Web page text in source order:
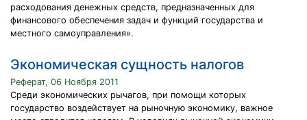
расходования денежных средств, предназначенных для
финансового обеспечения задач и функций государства и
местного самоуправления».
Экономическая сущность налогов
Реферат, 06 Ноября 2011
Среди экономических рычагов, при помощи которых
государство воздействует на рыночную экономику, важное